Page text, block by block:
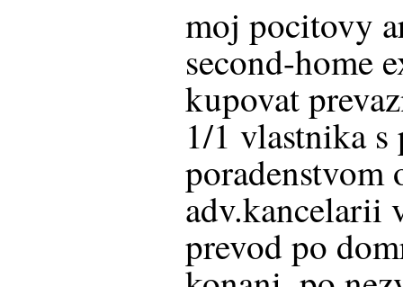
moj pocitovy
second-home
kupovat
1/1 vlastnika s
poradenstvom
adv.kancelarii
prevod po